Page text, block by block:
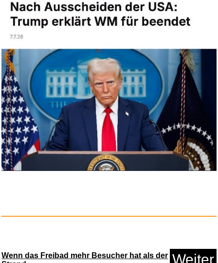
Amazon.de Physical Gift Card i...
Anzeige
Wenn das Freibad mehr Besucher hat als der Weiter